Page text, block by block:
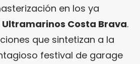
en los ya
Ultramarinos Costa Brava.
que sintetizan a la
festival de garage